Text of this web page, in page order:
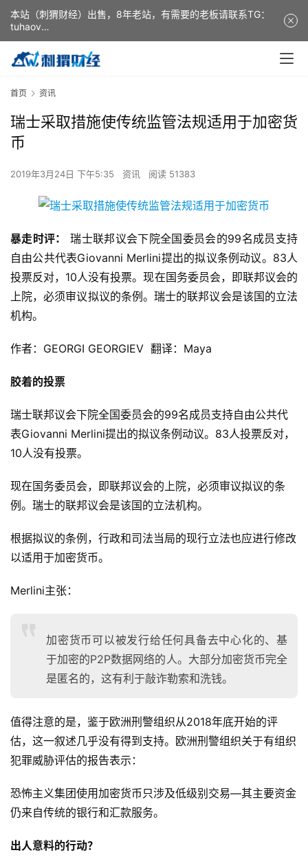
首页 资讯
瑞士采取措施使传统监管法规适用于加密货
币
2019年3月24日 下午5:35 资讯 阅读 51383
暴走时评：
瑞士联邦议会下院全国委员会的99名成员支持
自由公共代表Giovanni Merlini提出的拟议条例动议。83人
投票反对，10人没有投票。现在国务委员会，即联邦议会的
上院，必须审议拟议的条例。瑞士的联邦议会是该国的立法
机构。
作者：GEORGI GEORGIEV 翻译：Maya
胶着的投票
瑞士联邦议会下院全国委员会的99名成员支持自由公共代
表Giovanni Merlini提出的拟议条例动议。83人投票反对，
10人没有投票。
现在国务委员会，即联邦议会的上院，必须审议拟议的条
例。瑞士的联邦议会是该国的立法机构。
根据拟议的条例，行政和司法当局的现行立法也应进行修改
以适用于加密货币。
Merlini主张：
加密货币可以被发行给任何具备去中心化的、基
于加密的P2P数据网络的人。大部分加密货币完全
是匿名的，这有利于敲诈勒索和洗钱。
值得注意的是，鉴于欧洲刑警组织从2018年底开始的评
估，这一叙述几乎没有得到支持。欧洲刑警组织关于有组织
犯罪威胁评估的报告表示：
恐怖主义集团使用加密货币只涉及低级别交易—其主要资金
仍来自传统的银行和汇款服务。
出人意料的行动？
本站（刺猬财经）出售，8年老站，有需要的老板请联系TG：
tuhaov
This website (ciweicaijing) is for sale. It is a 8-year-old
website. If you need it, please contact TG: tuhaov